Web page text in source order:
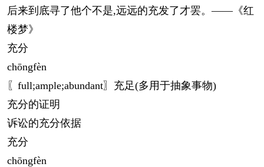
后来到底寻了他个不是,远远的充发了才罢。——《红
楼梦》
充分
chōngfèn
〖full;ample;abundant〗充足(多用于抽象事物)
充分的证明
诉讼的充分依据
充分
chōngfèn